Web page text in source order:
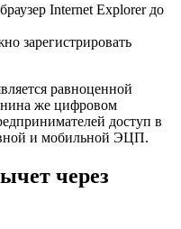
Internet Explorer до
зарегистрировать
равноценной
же цифровом
доступ в
и мобильной ЭЦП.
через